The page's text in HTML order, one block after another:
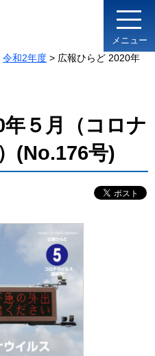
メニュー
令和2年度 > 広報ひらど 2020年
５月（コロナ
(No.176号)